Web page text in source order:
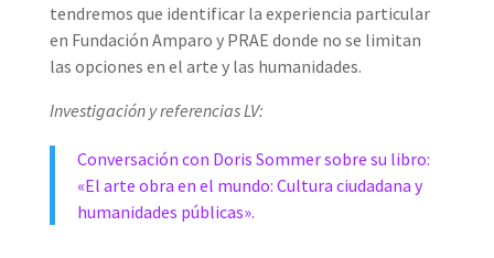
tendremos que identificar la experiencia particular
en Fundación Amparo y PRAE donde no se limitan
las opciones en el arte y las humanidades.
Investigación y referencias LV:
Conversación con Doris Sommer sobre su libro:
«El arte obra en el mundo: Cultura ciudadana y
humanidades públicas».